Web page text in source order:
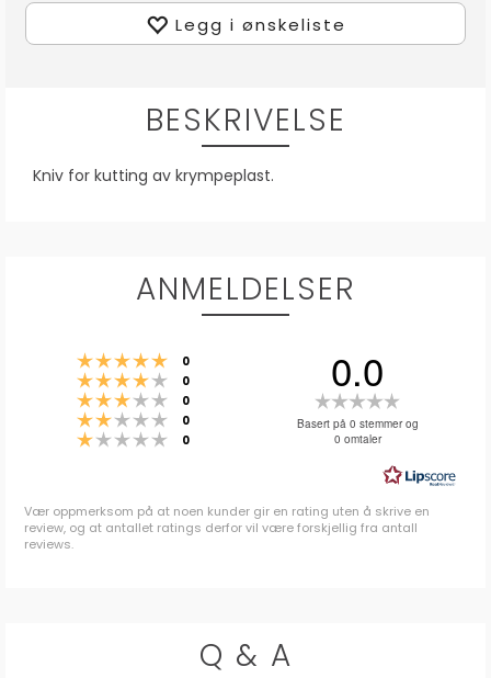
Legg i ønskeliste
BESKRIVELSE
Kniv for kutting av krympeplast.
ANMELDELSER
Karakter: 5 av 5 mulige
0
Karakter: 4 av 5 mulige
0
Karakter: 3 av 5 mulige
0
Karakter: 2 av 5 mulige
0
Karakter: 1 av 5 mulige
0
0.0
0.0
5
mulige
Basert på 0 stemmer og
0 omtaler
Vær oppmerksom på at noen kunder gir en rating uten å skrive en
review, og at antallet ratings derfor vil være forskjellig fra antall
reviews.
Q & A